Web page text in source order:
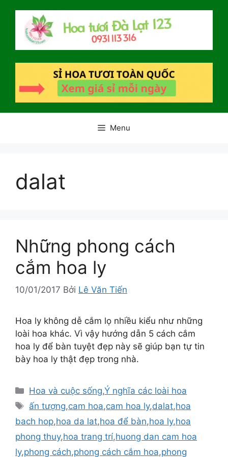
Menu
dalat
Những phong cách
cắm hoa ly
10/01/2017 Bởi Lê Văn Tiến
Hoa ly không dễ cắm lọ nhiều kiểu như những
loài hoa khác. Vì vậy hướng dẫn 5 cách cắm
hoa ly để bàn tuyệt đẹp này sẽ giúp bạn tự tin
bày hoa ly thật đẹp trong nhà.
Danh
mục
Hoa và cuộc sống,Ý nghĩa các loài hoa
Thẻ
ấn tượng,cam hoa,cam hoa ly,dalat,hoa
bach hop,hoa da lat,hoa để bàn,hoa ly,hoa
phong thuy,hoa trang trí,huong dan cam hoa
ly,phong cách,phong cách cắm hoa,phong